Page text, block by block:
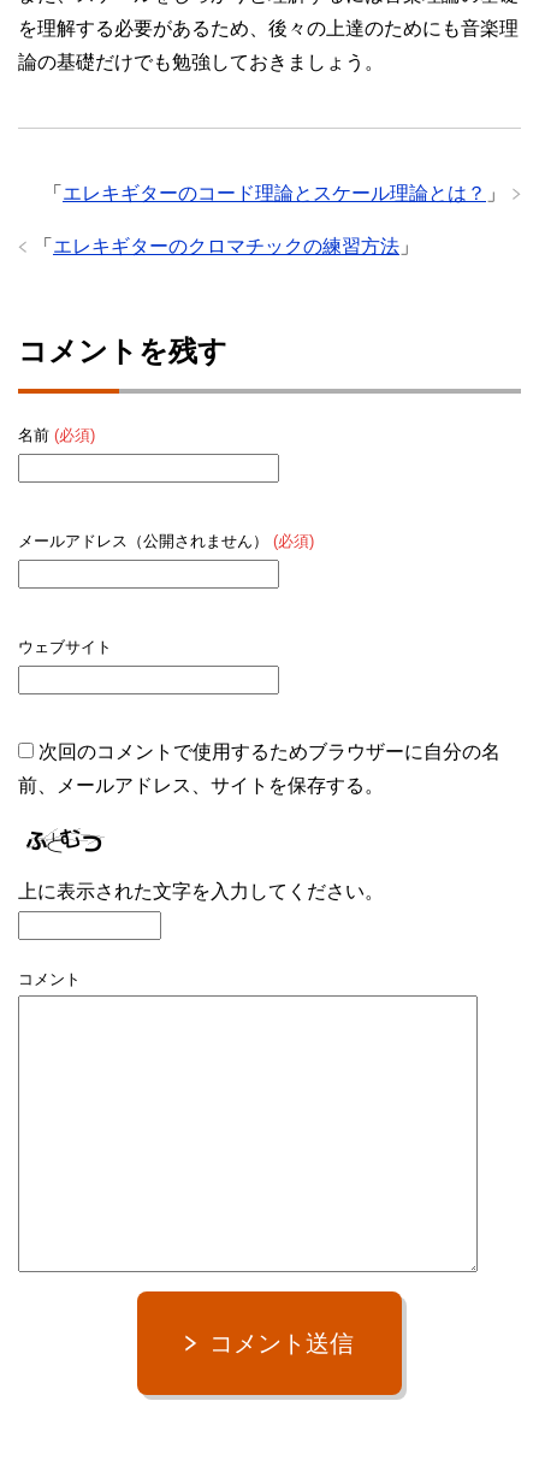
を理解する必要があるため、後々の上達のためにも音楽理
論の基礎だけでも勉強しておきましょう。
「 エレキギターのコード理論とスケール理論とは？ 」
「 エレキギターのクロマチックの練習方法 」
コメントを残す
名前 (必須)
メールアドレス（公開されません） (必須)
ウェブサイト
次回のコメントで使用するためブラウザーに自分の名
前、メールアドレス、サイトを保存する。
上に表示された文字を入力してください。
コメント
コメント送信